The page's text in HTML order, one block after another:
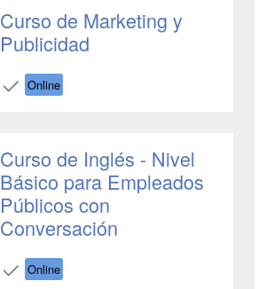
Curso de Marketing y
Publicidad
Online
Curso de Inglés - Nivel
Básico para Empleados
Públicos con
Conversación
Online